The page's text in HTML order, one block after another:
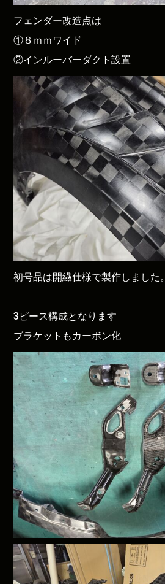
フェンダー改造点は
①８ｍｍワイド
②インルーバーダクト設置
初号品は開繊仕様で製作しました。
3ピース構成となります
ブラケットもカーボン化